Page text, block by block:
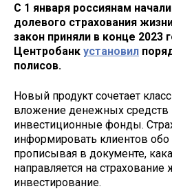
С 1 января россиянам
долевого страхования
закон приняли в конце 2023
Центробанк установил
полисов.
Новый продукт сочетает
вложение денежных
инвестиционные фонды.
информировать клиентов обо
прописывая в документе,
направляется на страхование
инвестирование.